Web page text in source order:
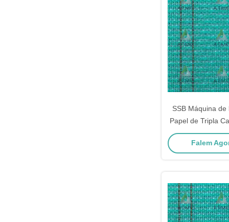
SSB Máquina
Papel de Tripla
KRAFT
440CFM Dois
Suporte
Falem